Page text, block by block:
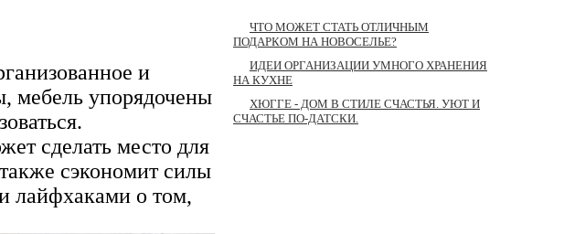
и
мебель упорядочены
сделать место для
сэкономит силы
лайфхаками о том,
ЧТО МОЖЕТ СТАТЬ ОТЛИЧНЫМ
ПОДАРКОМ НА НОВОСЕЛЬЕ?
ИДЕИ ОРГАНИЗАЦИИ УМНОГО ХРАНЕНИЯ
НА КУХНЕ
ХЮГГЕ - ДОМ В СТИЛЕ СЧАСТЬЯ. УЮТ И
СЧАСТЬЕ ПО-ДАТСКИ.